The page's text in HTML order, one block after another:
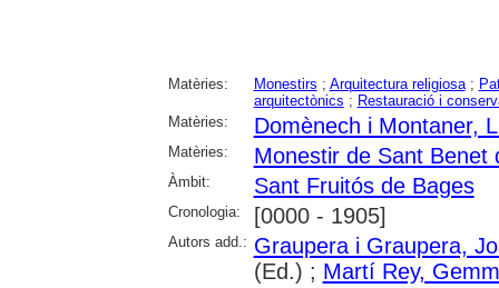
Matèries: Monestirs ; Arquitectura religiosa;
arquitectònics ; Restauració i
Matèries:
Domènech i Montaner,
Matèries: Monestir de Sant Benet
Àmbit: Sant Fruitós de Bages
Cronologia: [0000 - 1905]
Autors add.: Graupera i Graupera,
(Ed.) ; Martí Rey,